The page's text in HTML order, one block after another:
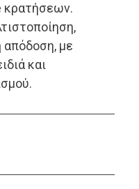
κρατήσεων.
απόδοση, με
και